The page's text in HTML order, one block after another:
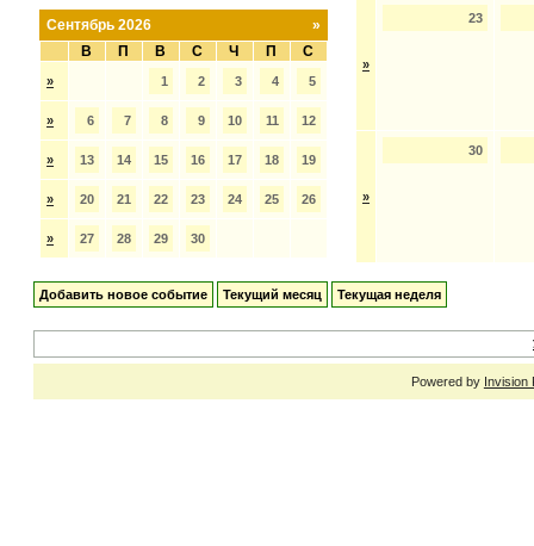
»
Сентябрь 2026
В
П В С Ч П С
» 1 2 3 4 5
» 6 7 8 9 10 11 12
» 13 14 15 16 17 18 19
» 20 21 22 23 24 25 26
» 27 28 29 30
»
23
»
30
Добавить новое событие Текущий месяц Текущая неделя
Powered by Invision